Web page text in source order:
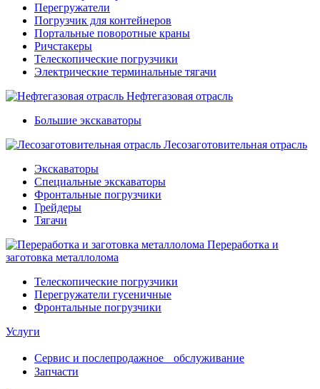
Перегружатели
Погрузчик для контейнеров
Портальные поворотные краны
Ричстакеры
Телескопические погрузчики
Электрические терминальные тягачи
Нефтегазовая отрасль
Большие экскаваторы
Лесозаготовительная отрасль
Экскаваторы
Специальные экскаваторы
Фронтальные погрузчики
Грейдеры
Тягачи
Переработка и
заготовка металлолома
Телескопические погрузчики
Перегружатели гусеничные
Фронтальные погрузчики
Услуги
Сервис и послепродажное обслуживание
Запчасти